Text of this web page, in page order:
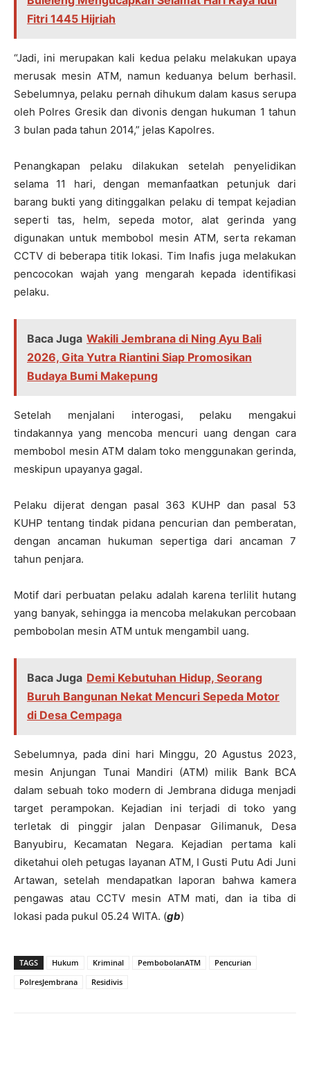
Fitri 1445 Hijriah
“Jadi, ini merupakan kali kedua pelaku melakukan upaya
merusak mesin ATM, namun keduanya belum berhasil.
Sebelumnya, pelaku pernah dihukum dalam kasus serupa
oleh Polres Gresik dan divonis dengan hukuman 1 tahun
3 bulan pada tahun 2014,” jelas Kapolres.
Penangkapan pelaku dilakukan setelah penyelidikan
selama 11 hari, dengan memanfaatkan petunjuk dari
barang bukti yang ditinggalkan pelaku di tempat kejadian
seperti tas, helm, sepeda motor, alat gerinda yang
digunakan untuk membobol mesin ATM, serta rekaman
CCTV di beberapa titik lokasi. Tim Inafis juga melakukan
pencocokan wajah yang mengarah kepada identifikasi
pelaku.
Baca Juga Wakili Jembrana di Ning Ayu Bali
2026, Gita Yutra Riantini Siap Promosikan
Budaya Bumi Makepung
Setelah menjalani interogasi, pelaku mengakui
tindakannya yang mencoba mencuri uang dengan cara
membobol mesin ATM dalam toko menggunakan gerinda,
meskipun upayanya gagal.
Pelaku dijerat dengan pasal 363 KUHP dan pasal 53
KUHP tentang tindak pidana pencurian dan pemberatan,
dengan ancaman hukuman sepertiga dari ancaman 7
tahun penjara.
Motif dari perbuatan pelaku adalah karena terlilit hutang
yang banyak, sehingga ia mencoba melakukan percobaan
pembobolan mesin ATM untuk mengambil uang.
Baca Juga Demi Kebutuhan Hidup, Seorang
Buruh Bangunan Nekat Mencuri Sepeda Motor
di Desa Cempaga
Sebelumnya, pada dini hari Minggu, 20 Agustus 2023,
mesin Anjungan Tunai Mandiri (ATM) milik Bank BCA
dalam sebuah toko modern di Jembrana diduga menjadi
target perampokan. Kejadian ini terjadi di toko yang
terletak di pinggir jalan Denpasar Gilimanuk, Desa
Banyubiru, Kecamatan Negara. Kejadian pertama kali
diketahui oleh petugas layanan ATM, I Gusti Putu Adi Juni
Artawan, setelah mendapatkan laporan bahwa kamera
pengawas atau CCTV mesin ATM mati, dan ia tiba di
lokasi pada pukul 05.24 WITA. (gb)
TAGS Hukum Kriminal PembobolanATM
Pencurian
PolresJembrana
Residivis